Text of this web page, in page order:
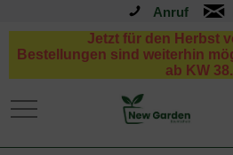
Anruf
Jetzt für den Herbst
Bestellungen sind weiterhin
ab KW 38.